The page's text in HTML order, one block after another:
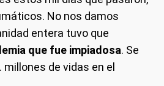
No nos damos
entera tuvo que
que fue impiadosa. Se
millones de vidas en el